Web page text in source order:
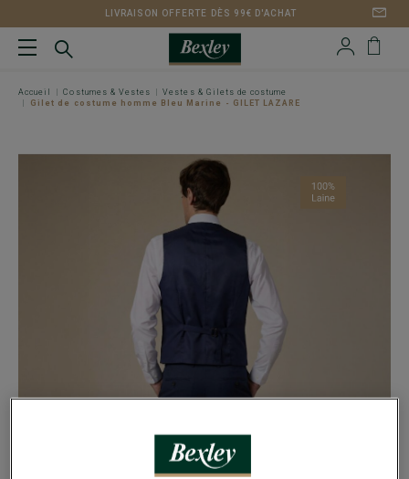
LIVRAISON OFFERTE DÈS 99€ D'ACHAT
Accueil Costumes & Vestes
Vestes & Gilets de costume
Gilet de costume homme Bleu Marine - GILET LAZARE